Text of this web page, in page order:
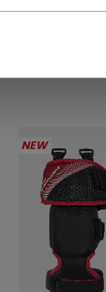
CCM
NEW